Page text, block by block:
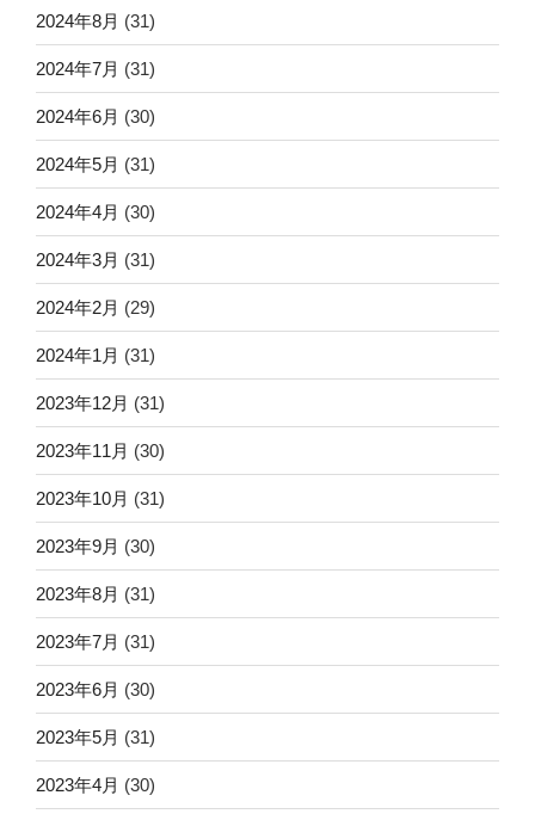
2024年8月 (31)
2024年7月 (31)
2024年6月 (30)
2024年5月 (31)
2024年4月 (30)
2024年3月 (31)
2024年2月 (29)
2024年1月 (31)
2023年12月 (31)
2023年11月 (30)
2023年10月 (31)
2023年9月 (30)
2023年8月 (31)
2023年7月 (31)
2023年6月 (30)
2023年5月 (31)
2023年4月 (30)